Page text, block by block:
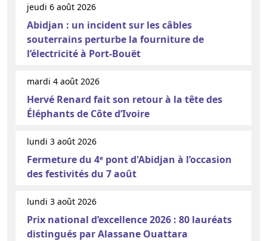
jeudi 6 août 2026
Abidjan : un incident sur les câbles
souterrains perturbe la fourniture de
l’électricité à Port-Bouët
mardi 4 août 2026
Hervé Renard fait son retour à la tête des
Éléphants de Côte d’Ivoire
lundi 3 août 2026
Fermeture du 4ᵉ pont d'Abidjan à l’occasion
des festivités du 7 août
lundi 3 août 2026
Prix national d’excellence 2026 : 80 lauréats
distingués par Alassane Ouattara